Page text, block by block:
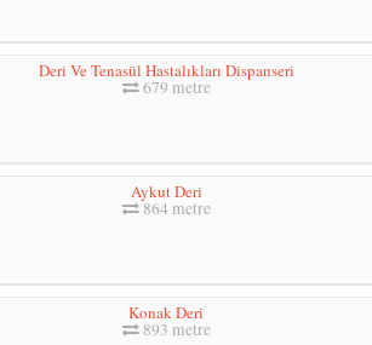
Deri Ve Tenasül Hastalıkları Dispanseri
679 metre
Aykut Deri
864 metre
Konak Deri
893 metre